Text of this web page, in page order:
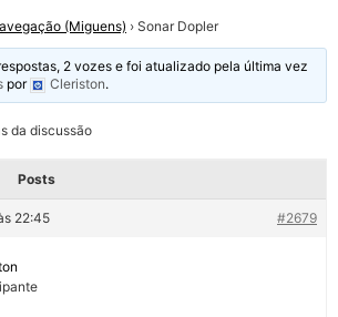
(Miguens) › Sonar Dopler
2 vozes e foi atualizado pela última vez
por Cleriston.
da discussão
Posts
22:45 #2679